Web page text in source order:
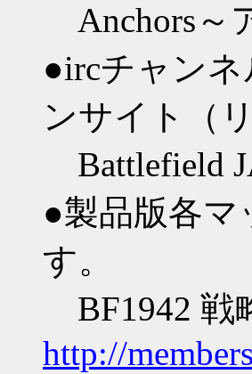
Anchors
●ircチャンネ
ンサイト（
Battlefield
●製品版各
す。
BF1942 戦
http://